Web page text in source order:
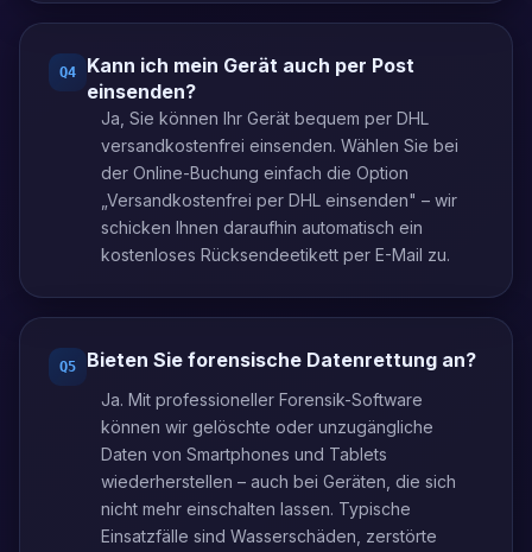
Q4
Kann ich mein Gerät auch per Post
einsenden?
Ja, Sie können Ihr Gerät bequem per DHL
versandkostenfrei einsenden. Wählen Sie bei
der Online-Buchung einfach die Option
„Versandkostenfrei per DHL einsenden" – wir
schicken Ihnen daraufhin automatisch ein
kostenloses Rücksendeetikett per E-Mail zu.
Q5 Bieten Sie forensische Datenrettung an?
Ja. Mit professioneller Forensik-Software
können wir gelöschte oder unzugängliche
Daten von Smartphones und Tablets
wiederherstellen – auch bei Geräten, die sich
nicht mehr einschalten lassen. Typische
Einsatzfälle sind Wasserschäden, zerstörte